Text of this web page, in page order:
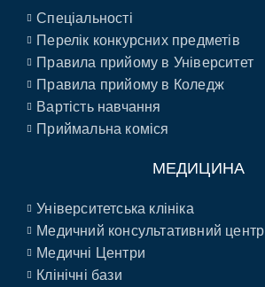
Спеціальності
Перелік конкурсних предметів
Правила прийому в Університет
Правила прийому в Коледж
Вартість навчання
Приймальна коміся
МЕДИЦИНА
Університетська клініка
Медичний консультативний центр
Медичні Центри
Клінічні бази